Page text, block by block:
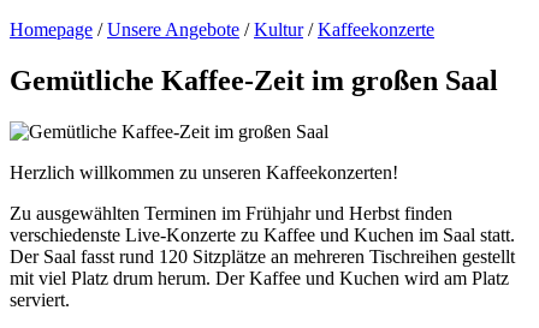
Homepage /Unsere Angebote /Kultur/Kaffeekonzerte
Gemütliche Kaffee-Zeit im großen Saal
Herzlich willkommen zu unseren Kaffeekonzerten!
Zu ausgewählten Terminen im Frühjahr und Herbst finden
verschiedenste Live-Konzerte zu Kaffee und Kuchen im Saal statt.
Der Saal fasst rund 120 Sitzplätze an mehreren Tischreihen gestellt
mit viel Platz drum herum. Der Kaffee und Kuchen wird am Platz
serviert.